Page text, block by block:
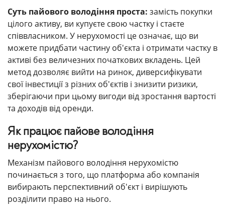
Суть пайового володіння проста: замість покупки
цілого активу, ви купуєте свою частку і стаєте
співвласником. У нерухомості це означає, що ви
можете придбати частину об'єкта і отримати частку в
активі без величезних початкових вкладень. Цей
метод дозволяє вийти на ринок, диверсифікувати
свої інвестиції з різних об'єктів і знизити ризики,
зберігаючи при цьому вигоди від зростання вартості
та доходів від оренди.
Як працює пайове володіння
нерухомістю?
Механізм пайового володіння нерухомістю
починається з того, що платформа або компанія
вибирають перспективний об'єкт і вирішують
розділити право на нього.